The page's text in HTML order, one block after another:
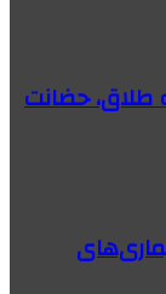
طلاق، حضانت